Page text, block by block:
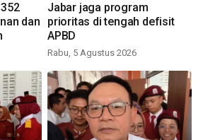
dan
Jabar jaga program
prioritas di tengah defisit
APBD
Rabu, 5 Agustus 2026